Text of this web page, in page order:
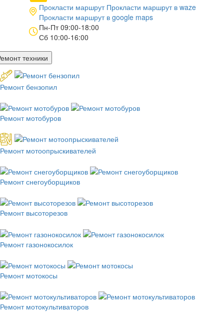
Прокласти маршрут Прокласти маршрут в waze
Прокласти маршрут в google maps
Пн-Пт 09:00-18:00
Сб 10:00-16:00
техники
Ремонт бензопил
Ремонт мотобуров
Ремонт мотоопрыскивателей
Ремонт снегоуборщиков
Ремонт высоторезов
Ремонт газонокосилок
Ремонт мотокосы
Ремонт мотокультиваторов